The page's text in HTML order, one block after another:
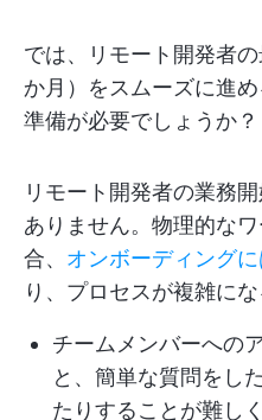
では、リモート開発者
か月）をスムーズに進
準備が必要でしょうか？
リモート開発者の業務
ありません。物理的な
合、 オンボーディング
り、プロセスが複雑に
チームメンバーへの
と、簡単な質問をし
たりすることが難し